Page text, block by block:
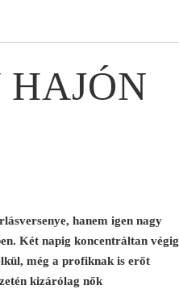
hanem igen nagy
Két napig koncentráltan végig
még a profiknak is erőt
kizárólag nők